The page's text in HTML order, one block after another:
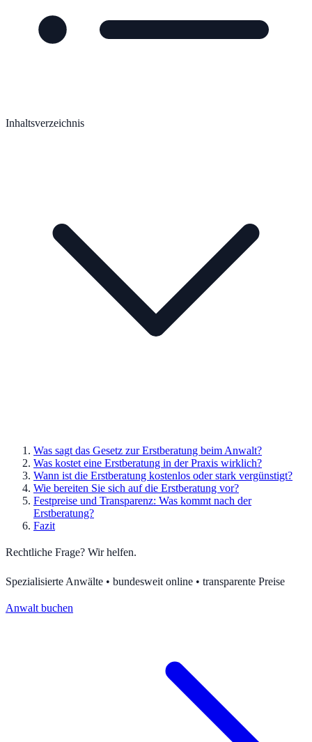
Inhaltsverzeichnis
Was sagt das Gesetz zur Erstberatung beim Anwalt?
Was kostet eine Erstberatung in der Praxis wirklich?
Wann ist die Erstberatung kostenlos oder stark vergünstigt?
Wie bereiten Sie sich auf die Erstberatung vor?
Festpreise und Transparenz: Was kommt nach der
Erstberatung?
Fazit
Rechtliche Frage? Wir helfen.
Spezialisierte Anwälte • bundesweit online • transparente Preise
Anwalt buchen